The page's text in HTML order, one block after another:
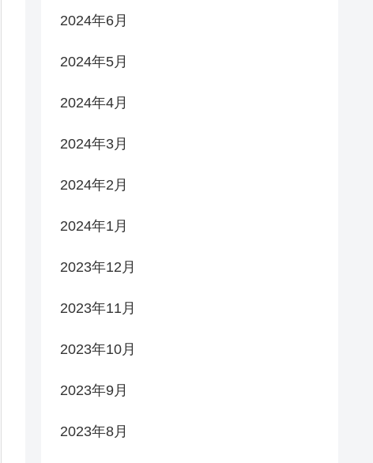
2024年6月
2024年5月
2024年4月
2024年3月
2024年2月
2024年1月
2023年12月
2023年11月
2023年10月
2023年9月
2023年8月